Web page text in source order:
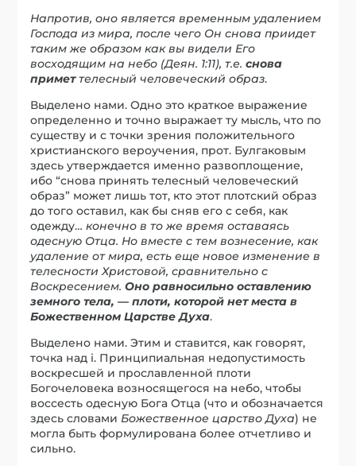
Напротив, оно является временным удалением
Господа из мира, после чего Он снова приидет
таким же образом как вы видели Его
восходящим на небо (Деян. 1:11), т.е.снова
приметтелесный человеческий образ.
Выделено нами. Одно это краткое выражение
определенно и точно выражает ту мысль, что по
существу и с точки зрения положительного
христианского вероучения, прот. Булгаковым
здесь утверждается именно развоплощение,
ибо “снова принять телесный человеческий
образ” может лишь тот, кто этот плотский образ
до того оставил, как бы сняв его с себя, как
одежду…конечно в то же время оставаясь
одесную Отца. Но вместе с тем вознесение, как
удаление от мира, есть еще новое изменение в
телесности Христовой, сравнительно с
Воскресением.Оно равносильно оставлению
земного тела, — плоти, которой нет места в
Божественном Царстве Духа.
Выделено нами. Этим и ставится, как говорят,
точка над i. Принципиальная недопустимость
воскресшей и прославленной плоти
Богочеловека возносящегося на небо, чтобы
воссесть одесную Бога Отца (что и обозначается
здесь словами Божественное царство Духа) не
могла быть формулирована более отчетливо и
сильно.